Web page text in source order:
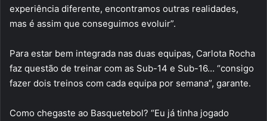
experiência diferente, encontramos outras realidades,
mas é assim que conseguimos evoluir”.
Para estar bem integrada nas duas equipas, Carlota Rocha
faz questão de treinar com as Sub-14 e Sub-16… “consigo
fazer dois treinos com cada equipa por semana”, garante.
Como chegaste ao Basquetebol? “Eu já tinha jogado